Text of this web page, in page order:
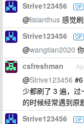
Strive123456 OP
@lisianthus 感觉
Strive123456 OP
@wangtian2020
csfreshman
@Strive123456
少都刷了 3 遍，
的时候经常遇到原
Strive123456 OP